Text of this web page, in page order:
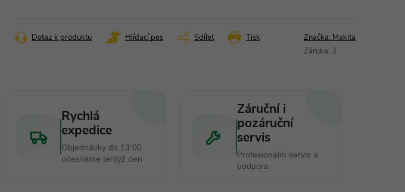
Tisk
Dotaz k produktu Hlídací pes Sdílet Značka: Makita
Záruka: 3
Rychlá
expedice
Objednávky do 13:00
odesíláme tentýž den
Záruční i
pozáruční
servis
Profesionální servis a
podpora